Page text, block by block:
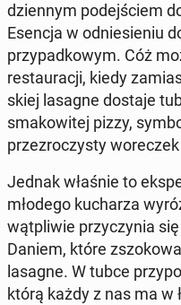
dzien­nym po­dej­ściem
Esencja w od­nie­sie­niu
przy­pad­ko­wym. Cóż
re­stau­ra­cji, kiedy
skiej lasagne dostaje
sma­ko­wi­tej pizzy,
prze­zro­czy­sty
Jednak właśnie to
młodego ku­cha­rza
wąt­pli­wie przy­czy­nia
Daniem, które
lasagne. W tubce
którą każdy z nas ma